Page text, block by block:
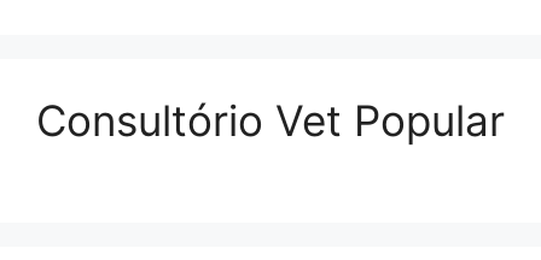
Consultório Vet Popular